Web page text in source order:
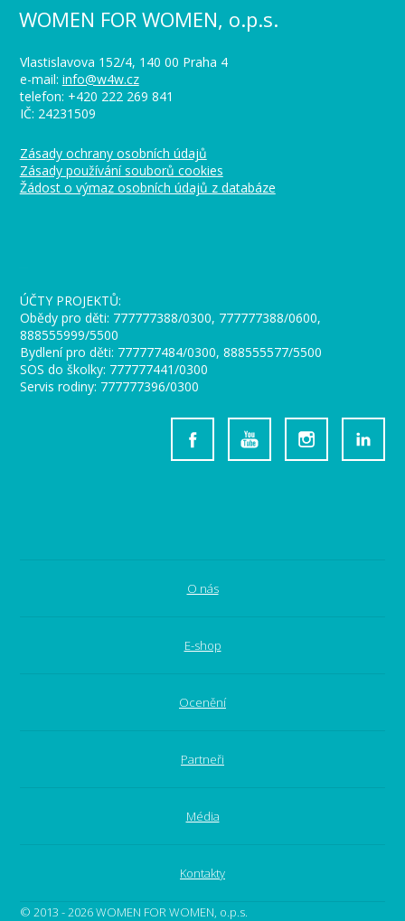
WOMEN FOR WOMEN, o.p.s.
Vlastislavova 152/4, 140 00 Praha 4
e-mail: info@w4w.cz
telefon: +420 222 269 841
IČ: 24231509
Zásady ochrany osobních údajů
Zásady používání souborů cookies
Žádost o výmaz osobních údajů z databáze
ÚČTY PROJEKTŮ:
Obědy pro děti: 777777388/0300, 777777388/0600,
888555999/5500
Bydlení pro děti: 777777484/0300, 888555577/5500
SOS do školky: 777777441/0300
Servis rodiny: 777777396/0300
O nás
E-shop
Ocenění
Partneři
Média
Kontakty
© 2013 - 2026 WOMEN FOR WOMEN, o.p.s.